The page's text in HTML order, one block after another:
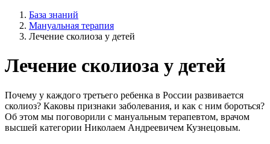
База знаний
Мануальная терапия
Лечение сколиоза у детей
Лечение сколиоза у детей
Почему у каждого третьего ребенка в России развивается
сколиоз? Каковы признаки заболевания, и как с ним бороться?
Об этом мы поговорили с мануальным терапевтом, врачом
высшей категории Николаем Андреевичем Кузнецовым.